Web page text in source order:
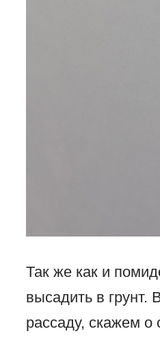
Так же как и
высадить в грунт.
рассаду, скажем о